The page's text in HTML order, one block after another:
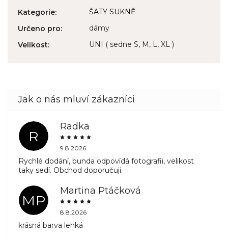
Kategorie:
ŠATY SUKNĚ
Určeno pro:
dámy
Velikost: UNI ( sedne S, M, L, XL )
R
Radka
9.8.2026
Rychlé dodání, bunda odpovídá fotografii, velikost
taky sedí. Obchod doporučuji.
MP
Martina Ptáčková
8.8.2026
krásná barva lehká